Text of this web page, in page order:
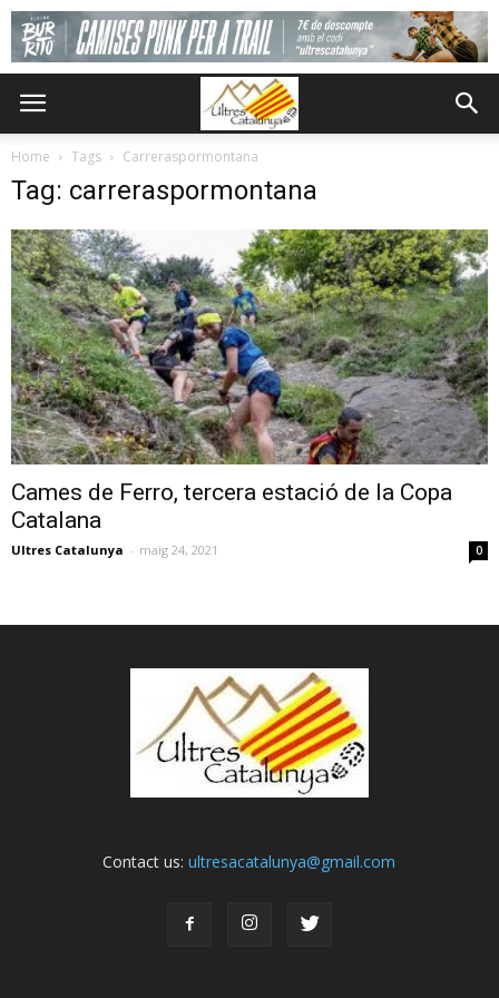
Home Tags Carreraspormontana
Tag: carreraspormontana
Cames de Ferro, tercera estació de la Copa
Catalana
Ultres Catalunya - maig 24, 2021 0
Contact us:ultresacatalunya@gmail.com